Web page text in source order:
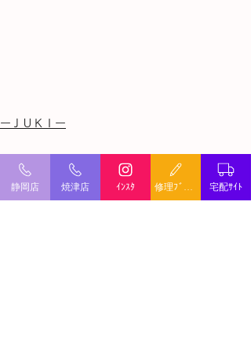
ーＪＵＫＩー
最新記事 すべて表示
静岡店 焼津店 ｲﾝｽﾀ 宅配ｻｲﾄ